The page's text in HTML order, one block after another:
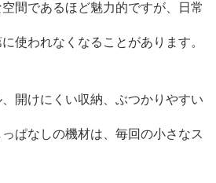
間であるほど魅力的ですが、日常
使われなくなることがあります。
開けにくい収納、ぶつかりやすい
ぱなしの機材は、毎回の小さなス